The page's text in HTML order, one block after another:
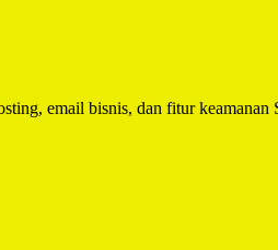
email bisnis, dan fitur keamanan